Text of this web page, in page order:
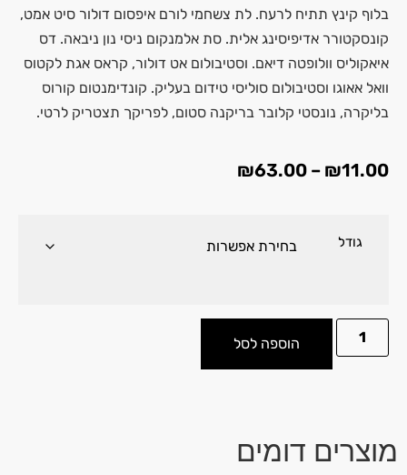
בלוף קינץ תתיח לרעח. לת צשחמי לורם איפסום דולור סיט אמט,
קונסקטורר אדיפיסינג אלית. סת אלמנקום ניסי נון ניבאה. דס
איאקוליס וולופטה דיאם. וסטיבולום אט דולור, קראס אגת לקטוס
וואל אאוגו וסטיבולום סוליסי טידום בעליק. קונדימנטום קורוס
בליקרה, נונסטי קלובר בריקנה סטום, לפריקך תצטריק לרטי.
₪11.00
–
₪63.00
גודל
הוספה לסל
מוצרים דומים